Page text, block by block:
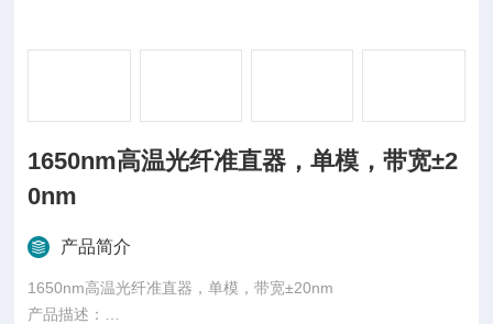
1650nm高温光纤准直器，单模，带宽±2
0nm
产品简介
1650nm高温光纤准直器，单模，带宽±20nm
产品描述：